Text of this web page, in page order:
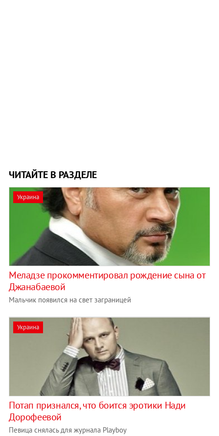
ЧИТАЙТЕ В РАЗДЕЛЕ
Украина
Меладзе прокомментировал рождение сына от
Джанабаевой
Мальчик появился на свет заграницей
Украина
Потап признался, что боится эротики Нади
Дорофеевой
Певица снялась для журнала Playboy